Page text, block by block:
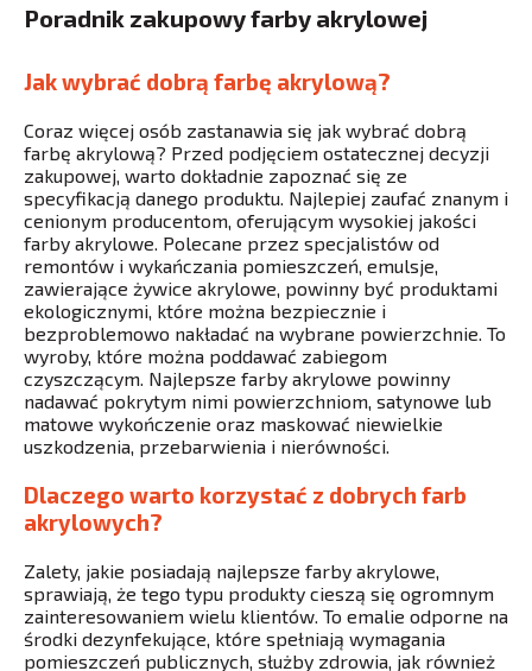
Poradnik zakupowy farby akrylowej
Jak wybrać dobrą farbę akrylową?
Coraz więcej osób zastanawia się jak wybrać dobrą
farbę akrylową? Przed podjęciem ostatecznej decyzji
zakupowej, warto dokładnie zapoznać się ze
specyfikacją danego produktu. Najlepiej zaufać znanym i
cenionym producentom, oferującym wysokiej jakości
farby akrylowe. Polecane przez specjalistów od
remontów i wykańczania pomieszczeń, emulsje,
zawierające żywice akrylowe, powinny być produktami
ekologicznymi, które można bezpiecznie i
bezproblemowo nakładać na wybrane powierzchnie. To
wyroby, które można poddawać zabiegom
czyszczącym. Najlepsze farby akrylowe powinny
nadawać pokrytym nimi powierzchniom, satynowe lub
matowe wykończenie oraz maskować niewielkie
uszkodzenia, przebarwienia i nierówności.
Dlaczego warto korzystać z dobrych farb
akrylowych?
Zalety, jakie posiadają najlepsze farby akrylowe,
sprawiają, że tego typu produkty cieszą się ogromnym
zainteresowaniem wielu klientów. To emalie odporne na
środki dezynfekujące, które spełniają wymagania
pomieszczeń publicznych, służby zdrowia, jak również